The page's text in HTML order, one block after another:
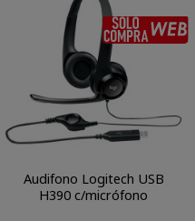
Audifono Logitech USB
H390 c/micrófono